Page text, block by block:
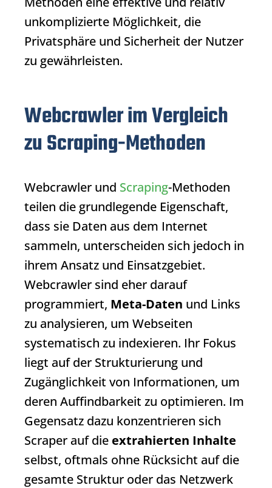
unkomplizierte Möglichkeit, die
Privatsphäre und Sicherheit der Nutzer
zu gewährleisten.
Webcrawler im Vergleich
zu Scraping-Methoden
Webcrawler und Scraping-Methoden
teilen die grundlegende Eigenschaft,
dass sie Daten aus dem Internet
sammeln, unterscheiden sich jedoch in
ihrem Ansatz und Einsatzgebiet.
Webcrawler sind eher darauf
programmiert, Meta-Daten und Links
zu analysieren, um Webseiten
systematisch zu indexieren. Ihr Fokus
liegt auf der Strukturierung und
Zugänglichkeit von Informationen, um
deren Auffindbarkeit zu optimieren. Im
Gegensatz dazu konzentrieren sich
Scraper auf die extrahierten Inhalte
selbst, oftmals ohne Rücksicht auf die
gesamte Struktur oder das Netzwerk